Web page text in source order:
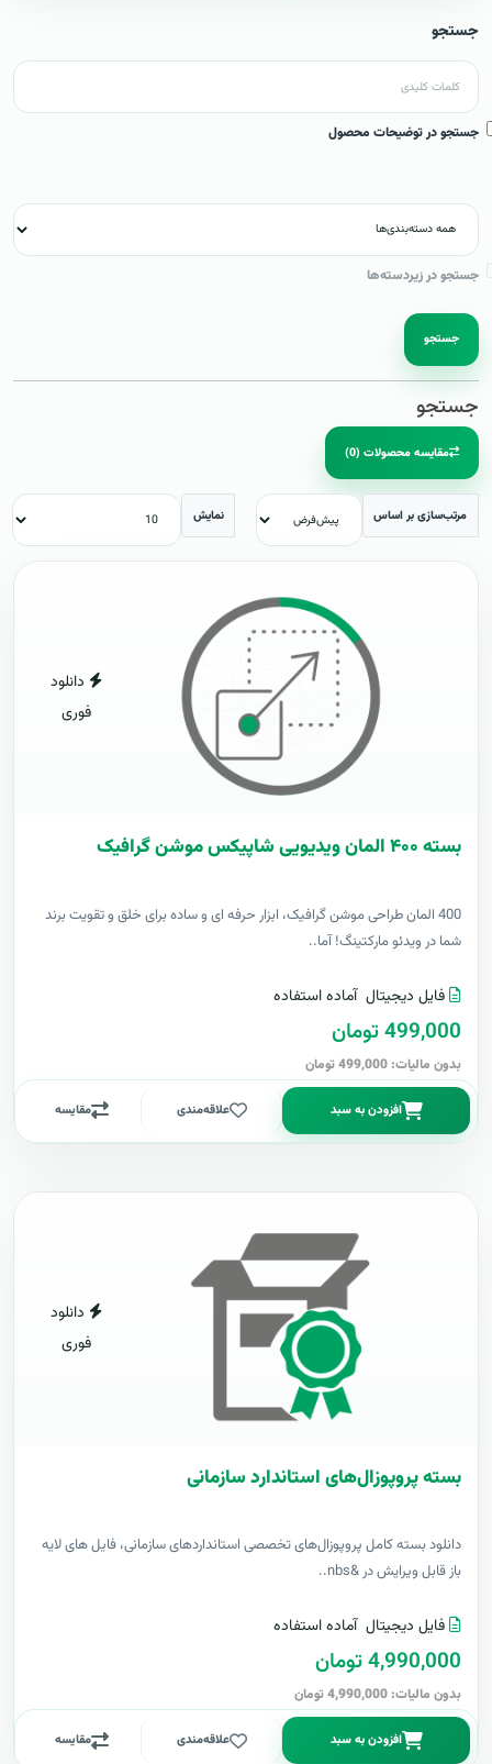
جستجو
جستجو در توضیحات محصول
جستجو در زیردسته‌ها
جستجو
جستجو
مقایسه محصولات (0)
مرتب‌سازی بر اساس نمایش
دانلود
فوری
بسته ۴۰۰ المان ویدیویی شاپیکس موشن گرافیک
400 المان طراحی موشن گرافیک، ابزار حرفه ای و ساده برای خلق و تقویت برند
شما در ویدئو مارکتینگ! آما..
فایل دیجیتال آماده استفاده
499,000 تومان
بدون مالیات: 499,000 تومان
افزودن به سبد علاقه‌مندی مقایسه
دانلود
فوری
بسته پروپوزال‌های استاندارد سازمانی
دانلود بسته کامل پروپوزال‌های تخصصی استانداردهای سازمانی، فایل های لایه
باز قابل ویرایش در &nbs..
فایل دیجیتال آماده استفاده
4,990,000 تومان
بدون مالیات: 4,990,000 تومان
افزودن به سبد علاقه‌مندی مقایسه